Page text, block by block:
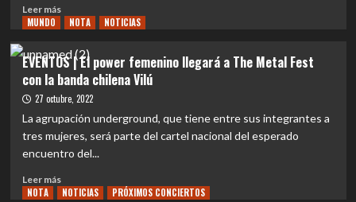
PRIMER
Leer másLeer
más
REVIEW
CONCIERTO
|
INYECCION
Y
ROCK
ROLL
MUNDO NOTA NOTICIAS
EVENTOS | El power femenino llegará a The Metal Fest
con la banda chilena Vilú
27 octubre, 2022
La agrupación underground, que tiene entre sus integrantes a
tres mujeres, será parte del cartel nacional del esperado
encuentro del...
Leer másLeer
más
NOTA NOTICIAS PRÓXIMOS CONCIERTOS